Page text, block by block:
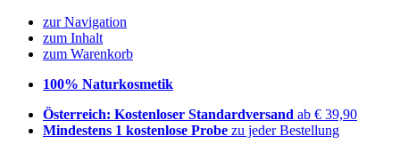
zur Navigation
zum Inhalt
zum Warenkorb
100% Naturkosmetik
Österreich: Kostenloser Standardversand ab € 39,90
Mindestens 1 kostenlose Probe zu jeder Bestellung